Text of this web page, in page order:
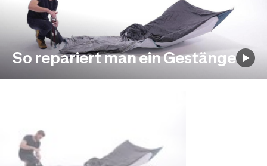
So repariert man ein Gestänge